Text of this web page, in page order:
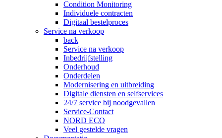
Condition Monitoring
Individuele contracten
Digitaal bestelproces
Service na verkoop
back
Service na verkoop
Inbedrijfstelling
Onderhoud
Onderdelen
Modernisering en uitbreiding
Digitale diensten en selfservices
24/7 service bij noodgevallen
Service-Contact
NORD ECO
Veel gestelde vragen